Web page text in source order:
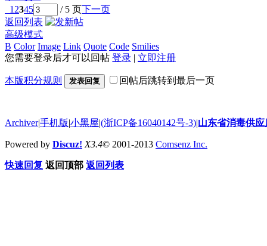
1 2345 / 5 页下一页
返回列表
高级模式
B Color Image Link Quote Code Smilies
您需要登录后才可以回帖 登录 | 立即注册
本版积分规则 发表回复 回帖后跳转到最后一页
Archiver|手机版|小黑屋|(浙ICP备16040142号-3)|山东省消毒供
Powered by Discuz! X3.4© 2001-2013 Comsenz Inc.
快速回复 返回顶部 返回列表